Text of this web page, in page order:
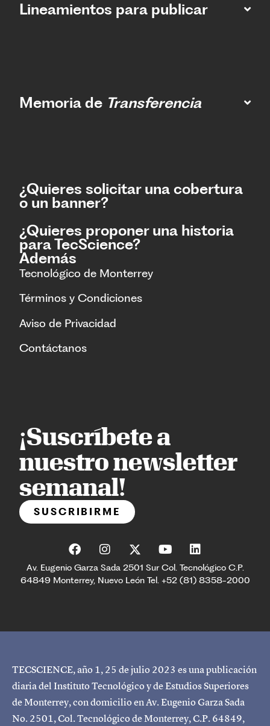
Lineamientos para publicar
Memoria de Transferencia
¿Quieres solicitar una cobertura
o un banner?
¿Quieres proponer una historia
para TecScience?
Además
Tecnológico de Monterrey
Términos y Condiciones
Aviso de Privacidad
Contáctanos
¡Suscríbete a
nuestro newsletter
semanal!
SUSCRIBIRME
Av. Eugenio Garza Sada 2501 Sur Col. Tecnológico C.P.
64849 Monterrey, Nuevo León Tel. +52 (81) 8358-2000
TECSCIENCE, año 1, 25 de julio 2023 es una publicación
diaria del Instituto Tecnológico y de Estudios Superiores
de Monterrey, con domicilio en Av. Eugenio Garza Sada
No. 2501, Col. Tecnológico de Monterrey, C.P. 64849,